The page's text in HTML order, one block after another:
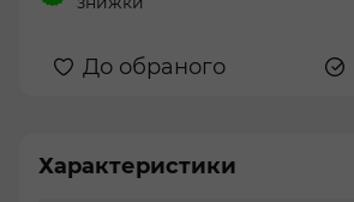
До обраного
Характеристики